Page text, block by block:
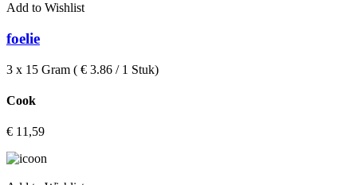
Add to Wishlist
foelie
3 x 15 Gram ( € 3.86 / 1 Stuk)
Cook
€ 11,59